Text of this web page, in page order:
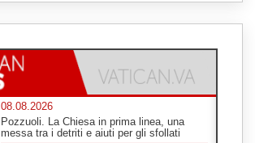
08.08.2026
Pozzuoli. La Chiesa in prima linea, una
messa tra i detriti e aiuti per gli sfollati